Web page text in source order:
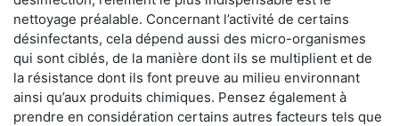
nettoyage préalable. Concernant l’activité de certains
désinfectants, cela dépend aussi des micro-organismes
qui sont ciblés, de la manière dont ils se multiplient et de
la résistance dont ils font preuve au milieu environnant
ainsi qu’aux produits chimiques. Pensez également à
prendre en considération certains autres facteurs tels que